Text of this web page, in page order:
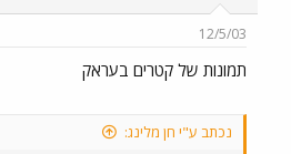
12/5/03
תמונות של קטרים בעראק
נכתב ע"י חן מלינג: